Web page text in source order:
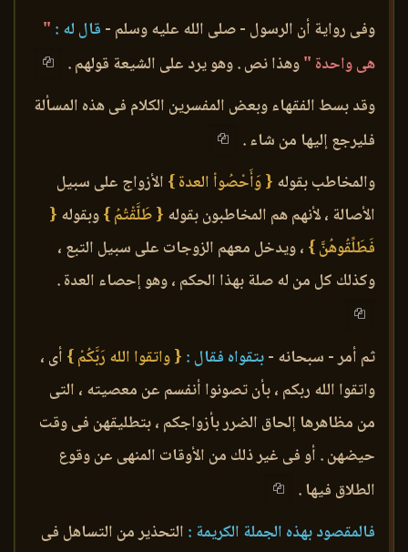
وفى رواية أن الرسول - صلى الله عليه وسلم - قال له : "
هى واحدة "وهذا نص . وهو يرد على الشيعة قولهم .
وقد بسط الفقهاء وبعض المفسرين الكلام فى هذه المسألة
فليرجع إليها من شاء .
والمخاطب بقوله { وَأَحْصُواْ العدة } الأزواج على سبيل
الأصالة ، لأنهم هم المخاطبون بقوله { طَلَّقْتُمُ }وبقوله {
فَطَلِّقُوهُنَّ } ، ويدخل معهم الزوجات على سبيل التبع ،
وكذلك كل من له صلة بهذا الحكم ، وهو إحصاء العدة .
ثم أمر - سبحانه -بتقواه فقال : { واتقوا الله رَبَّكُمْ } أى ،
واتقوا الله ربكم ، بأن تصونوا أنفسم عن معصيته ، التى
من مظاهرها إلحاق الضرر بأزواجكم ، بتطليقهن فى وقت
حيضهن . أو فى غير ذلك من الأوقات المنهى عن وقوع
الطلاق فيها .
فالمقصود بهذه الجملة الكريمة : التحذير من التساهل فى